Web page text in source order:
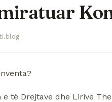
e të Drejtave dhe Lirive